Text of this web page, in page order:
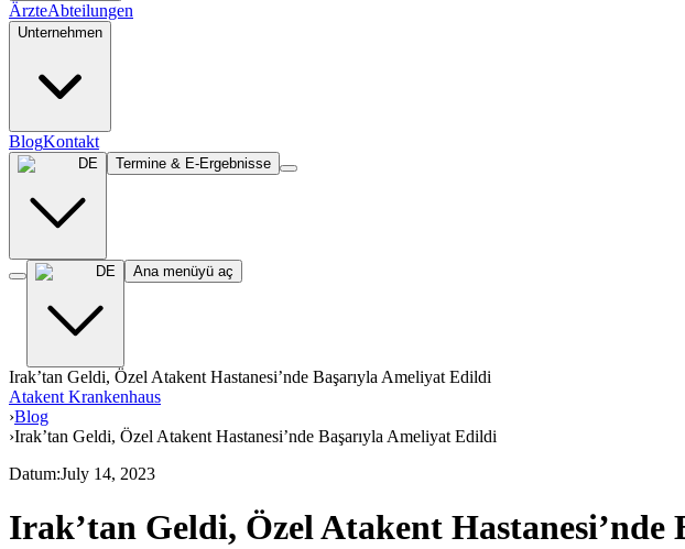
ÄrzteAbteilungen
Unternehmen
BlogKontakt
DE Termine & E-Ergebnisse
DE Ana menüyü aç
Irak’tan Geldi, Özel Atakent Hastanesi’nde Başarıyla Ameliyat Edildi
Atakent Krankenhaus
›Blog
›Irak’tan Geldi, Özel Atakent Hastanesi’nde Başarıyla Ameliyat Edildi
Datum:July 14, 2023
Irak’tan Geldi, Özel Atakent